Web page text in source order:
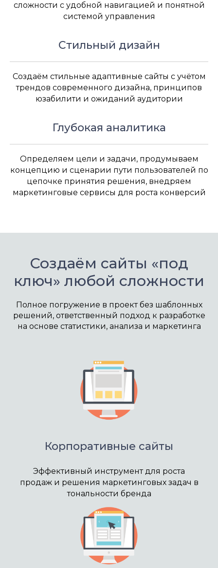
сложности с удобной навигацией и понятной
системой управления
Стильный дизайн
Создаём стильные адаптивные сайты с учётом
трендов современного дизайна, принципов
юзабилити и ожиданий аудитории
Глубокая аналитика
Определяем цели и задачи, продумываем
концепцию и сценарии пути пользователей по
цепочке принятия решения, внедряем
маркетинговые сервисы для роста конверсий
Создаём сайты «под
ключ» любой сложности
Полное погружение в проект без шаблонных
решений, ответственный подход к разработке
на основе статистики, анализа и маркетинга
Корпоративные сайты
Эффективный инструмент для роста
продаж и решения маркетинговых задач в
тональности бренда